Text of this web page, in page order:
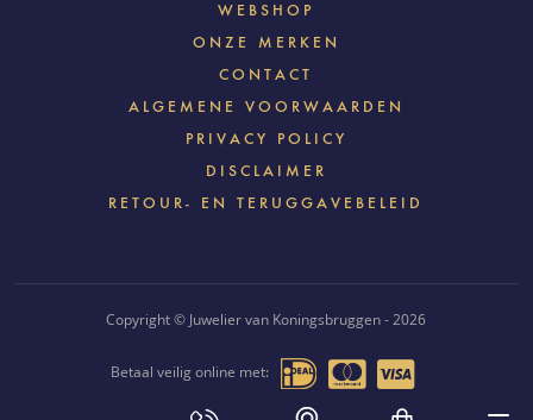
WEBSHOP
ONZE MERKEN
CONTACT
ALGEMENE VOORWAARDEN
PRIVACY POLICY
DISCLAIMER
RETOUR- EN TERUGGAVEBELEID
Copyright © Juwelier van Koningsbruggen - 2026
Betaal veilig online met: